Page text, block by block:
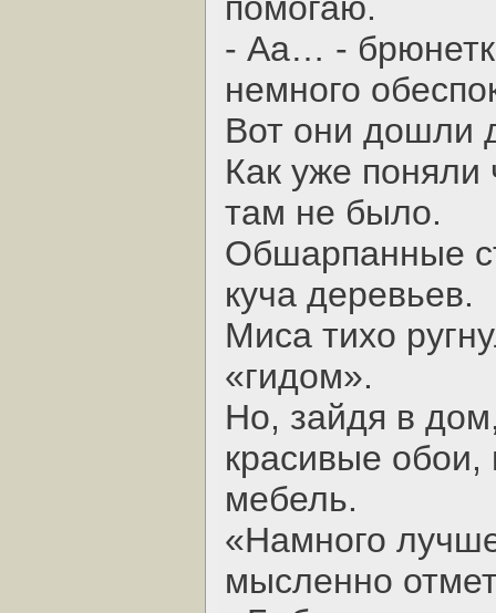
- Аа… -
немного
Вот они дошли
Как уже поняли
там не было.
Обшарпанные
куча деревьев.
Миса тихо
«гидом».
Но, зайдя в
красивые
мебель.
«Намного
мысленно